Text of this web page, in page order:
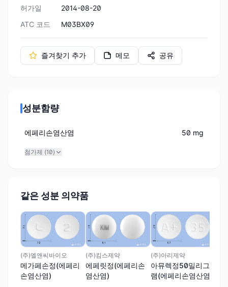
허가일
2014-08-20
ATC 코드
M03BX09
즐겨찾기 추가 메모 공유
성분함량
에페리손염산염 50 mg
첨가제 (10)
같은 성분 의약품
(주)엘앤씨바이오
메가페손정(에페리
손염산염)
(주)킴스제약
에페릿정(에페리손
염산염)
(주)아리제약
아뮤렉정50밀리그
램(에페리손염산염)